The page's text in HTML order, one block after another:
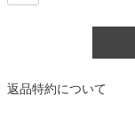
返品特約について